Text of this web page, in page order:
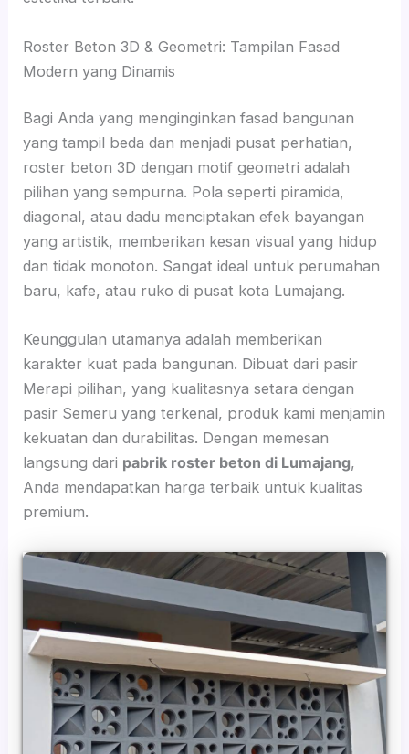
Roster Beton 3D & Geometri: Tampilan Fasad
Modern yang Dinamis
Bagi Anda yang menginginkan fasad bangunan
yang tampil beda dan menjadi pusat perhatian,
roster beton 3D dengan motif geometri adalah
pilihan yang sempurna. Pola seperti piramida,
diagonal, atau dadu menciptakan efek bayangan
yang artistik, memberikan kesan visual yang hidup
dan tidak monoton. Sangat ideal untuk perumahan
baru, kafe, atau ruko di pusat kota Lumajang.
Keunggulan utamanya adalah memberikan
karakter kuat pada bangunan. Dibuat dari pasir
Merapi pilihan, yang kualitasnya setara dengan
pasir Semeru yang terkenal, produk kami menjamin
kekuatan dan durabilitas. Dengan memesan
langsung dari pabrik roster beton di Lumajang,
Anda mendapatkan harga terbaik untuk kualitas
premium.